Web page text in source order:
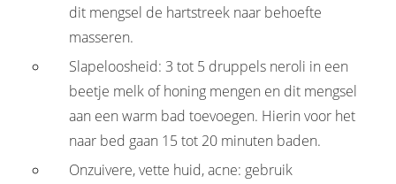
dit mengsel de hartstreek naar behoefte
masseren.
Slapeloosheid: 3 tot 5 druppels neroli in een
beetje melk of honing mengen en dit mengsel
aan een warm bad toevoegen. Hierin voor het
naar bed gaan 15 tot 20 minuten baden.
Onzuivere, vette huid, acne: gebruik